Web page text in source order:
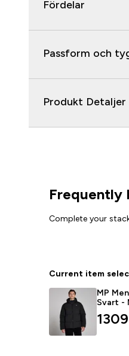
Fördelar
Passform och
Produkt Detaljer
Frequently
Complete your
Current item
MP
Svart -